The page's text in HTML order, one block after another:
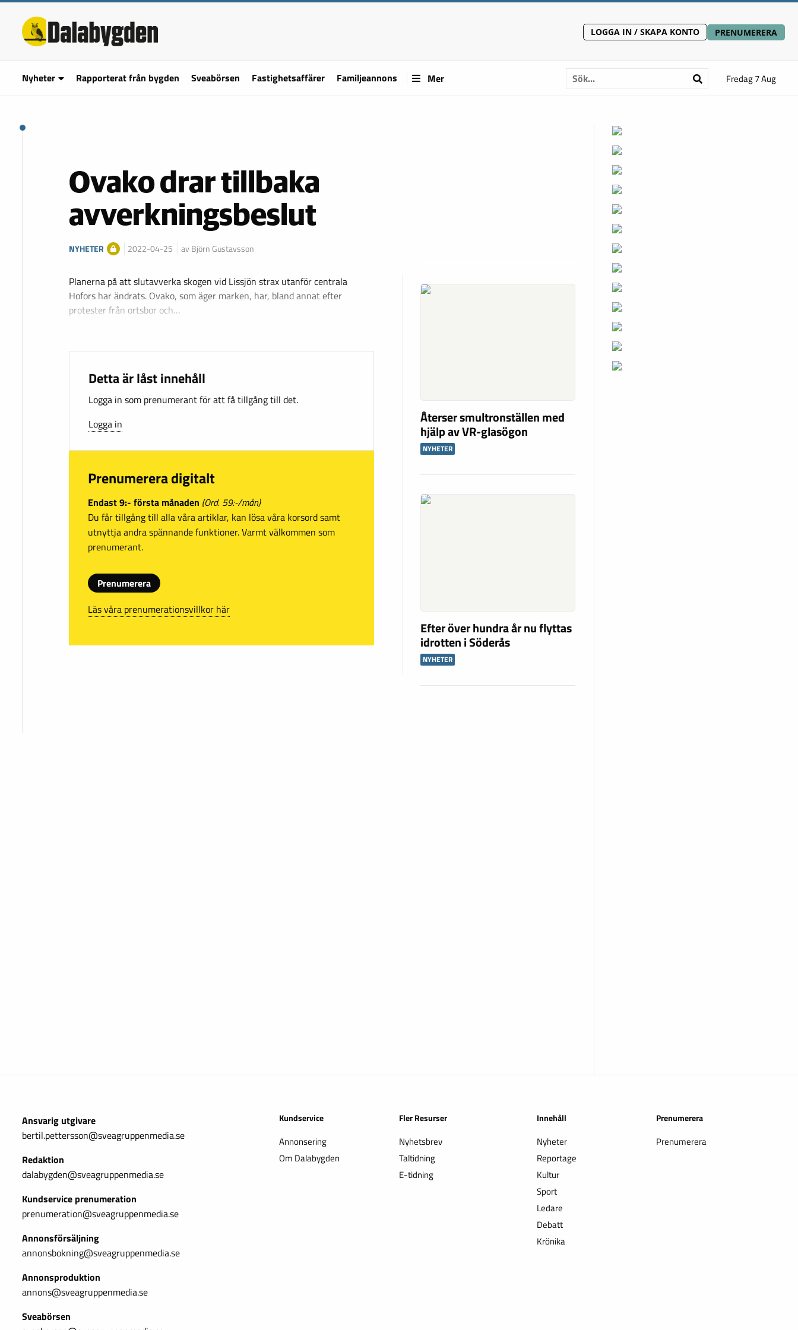
LOGGA IN / SKAPA KONTO PRENUMERERA
Nyheter Rapporterat från bygden Sveabörsen Fastighetsaffärer Familjeannons Mer Fredag 7 Aug
Ovako drar tillbaka
avverkningsbeslut
NYHETER 2022-04-25 av Björn Gustavsson
Planerna på att slutavverka skogen vid Lissjön strax utanför centrala
Hofors har ändrats. Ovako, som äger marken, har, bland annat efter
protester från ortsbor och…
Detta är låst innehåll
Logga in som prenumerant för att få tillgång till det.
Logga in
Prenumerera digitalt
Endast 9:- första månaden (Ord. 59:-/mån)
Du får tillgång till alla våra artiklar, kan lösa våra korsord samt
utnyttja andra spännande funktioner. Varmt välkommen som
prenumerant.
Prenumerera
Läs våra prenumerationsvillkor här
Återser smultronställen med
hjälp av VR-glasögon
NYHETER
Efter över hundra år nu flyttas
idrotten i Söderås
NYHETER
Ansvarig utgivare
bertil.pettersson@sveagruppenmedia.se
Redaktion
dalabygden@sveagruppenmedia.se
Kundservice prenumeration
prenumeration@sveagruppenmedia.se
Annonsförsäljning
annonsbokning@sveagruppenmedia.se
Annonsproduktion
annons@sveagruppenmedia.se
Sveabörsen
Kundservice
Annonsering
Om Dalabygden
Fler Resurser
Nyhetsbrev
Taltidning
E-tidning
Innehåll
Nyheter
Reportage
Kultur
Sport
Ledare
Debatt
Krönika
Prenumerera
Prenumerera